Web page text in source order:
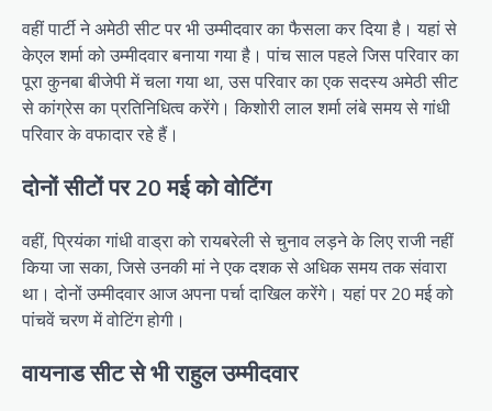
वहीं पार्टी ने अमेठी सीट पर भी उम्मीदवार का फैसला कर दिया है। यहां से
केएल शर्मा को उम्मीदवार बनाया गया है। पांच साल पहले जिस परिवार का
पूरा कुनबा बीजेपी में चला गया था, उस परिवार का एक सदस्य अमेठी सीट
से कांग्रेस का प्रतिनिधित्व करेंगे। किशोरी लाल शर्मा लंबे समय से गांधी
परिवार के वफादार रहे हैं।
दोनों सीटों पर 20 मई को वोटिंग
वहीं, प्रियंका गांधी वाड्रा को रायबरेली से चुनाव लड़ने के लिए राजी नहीं
किया जा सका, जिसे उनकी मां ने एक दशक से अधिक समय तक संवारा
था। दोनों उम्मीदवार आज अपना पर्चा दाखिल करेंगे। यहां पर 20 मई को
पांचवें चरण में वोटिंग होगी।
वायनाड सीट से भी राहुल उम्मीदवार